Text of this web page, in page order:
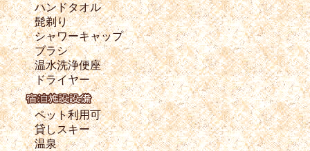
ハンドタオル
髭剃り
シャワーキャップ
ブラシ
温水洗浄便座
ドライヤー
ペット利用可
貸しスキー
温泉